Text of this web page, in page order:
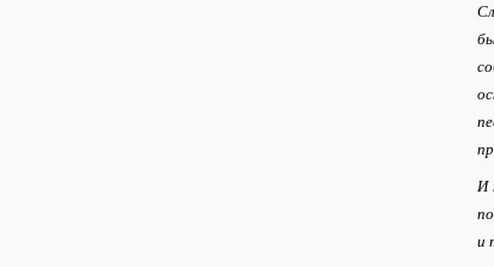
И
и